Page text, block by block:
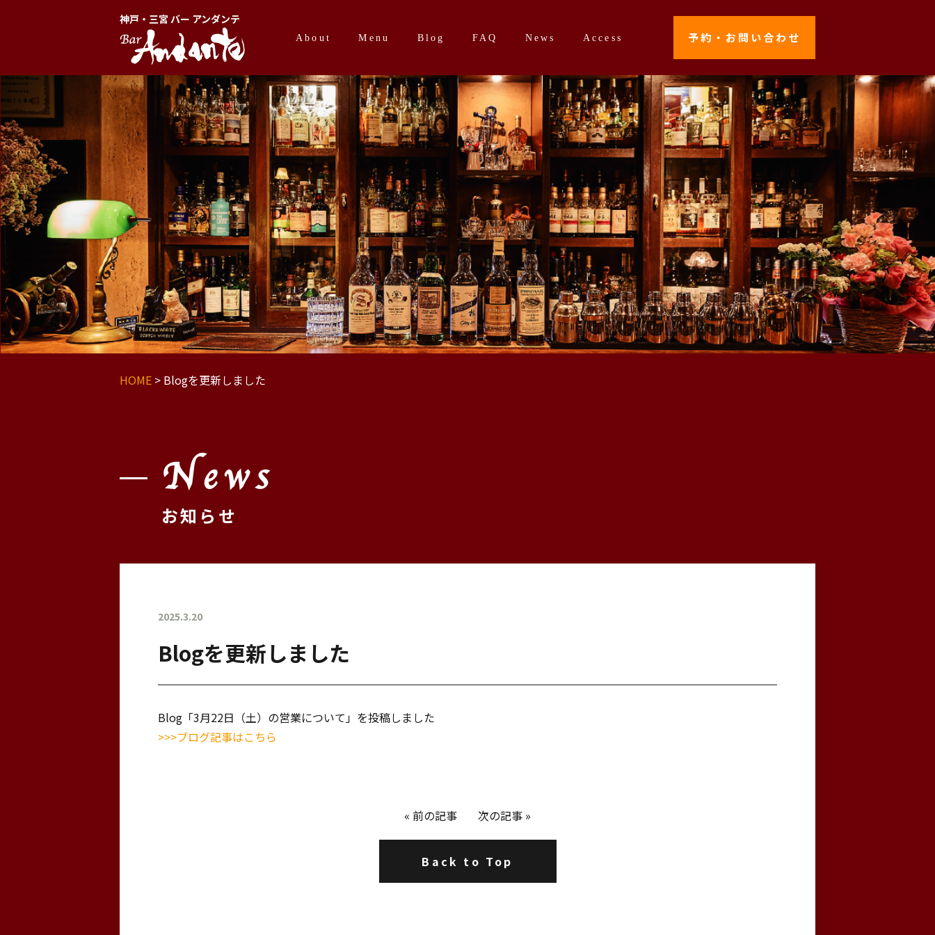
神戸・三宮 バー アンダンテ
About Menu Blog FAQ News Access 予約・お問い合わせ
HOME > Blogを更新しました
News
お知らせ
2025.3.20
Blogを更新しました
Blog「3月22日（土）の営業について」を投稿しました
>>>ブログ記事はこちら
« 前の記事 次の記事 »
Back to Top